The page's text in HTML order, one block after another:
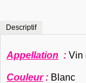
Descriptif
Appellation : Vin
Couleur: Blanc